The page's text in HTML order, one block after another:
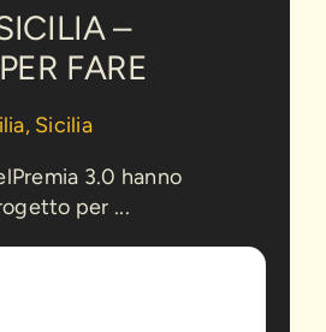
–
FARE
Sicilia
3.0 hanno
per ...